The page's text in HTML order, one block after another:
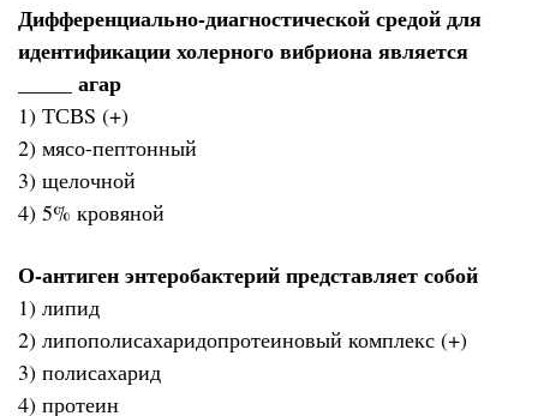
Дифференциально-диагностической средой для
идентификации холерного вибриона является
_____ агар
1) ТСВS (+)
2) мясо-пептонный
3) щелочной
4) 5% кровяной
О-антиген энтеробактерий представляет собой
1) липид
2) липополисахаридопротеиновый комплекс (+)
3) полисахарид
4) протеин